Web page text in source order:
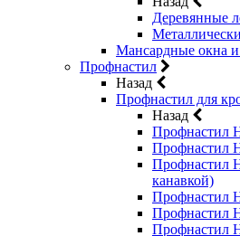
Деревянные
Мансардные окна
Профнастил
Назад
Профнастил для
Назад
Профнастил
Профнастил
Профнастил
канавкой)
Профнастил
Профнастил
Профнастил